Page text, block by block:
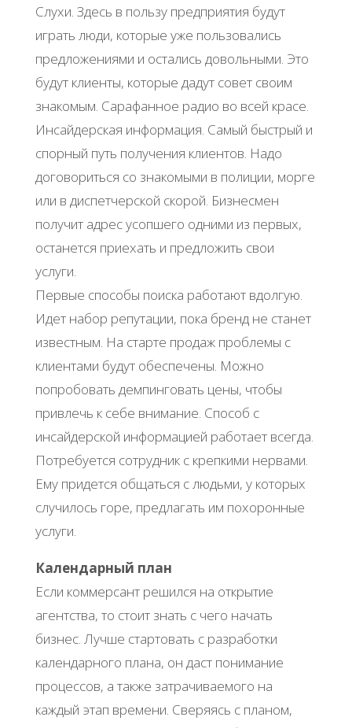
Слухи. Здесь в пользу предприятия будут
играть люди, которые уже пользовались
предложениями и остались довольными. Это
будут клиенты, которые дадут совет своим
знакомым. Сарафанное радио во всей красе.
Инсайдерская информация. Самый быстрый и
спорный путь получения клиентов. Надо
договориться со знакомыми в полиции, морге
или в диспетчерской скорой. Бизнесмен
получит адрес усопшего одними из первых,
останется приехать и предложить свои
услуги.
Первые способы поиска работают вдолгую.
Идет набор репутации, пока бренд не станет
известным. На старте продаж проблемы с
клиентами будут обеспечены. Можно
попробовать демпинговать цены, чтобы
привлечь к себе внимание. Способ с
инсайдерской информацией работает всегда.
Потребуется сотрудник с крепкими нервами.
Ему придется общаться с людьми, у которых
случилось горе, предлагать им похоронные
услуги.
Календарный план
Если коммерсант решился на открытие
агентства, то стоит знать с чего начать
бизнес. Лучше стартовать с разработки
календарного плана, он даст понимание
процессов, а также затрачиваемого на
каждый этап времени. Сверяясь с планом,